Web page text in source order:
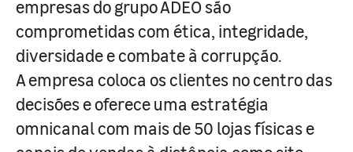
empresas do grupo ADEO são
comprometidas com ética, integridade,
diversidade e combate à corrupção.
A empresa coloca os clientes no centro das
decisões e oferece uma estratégia
omnicanal com mais de 50 lojas físicas e